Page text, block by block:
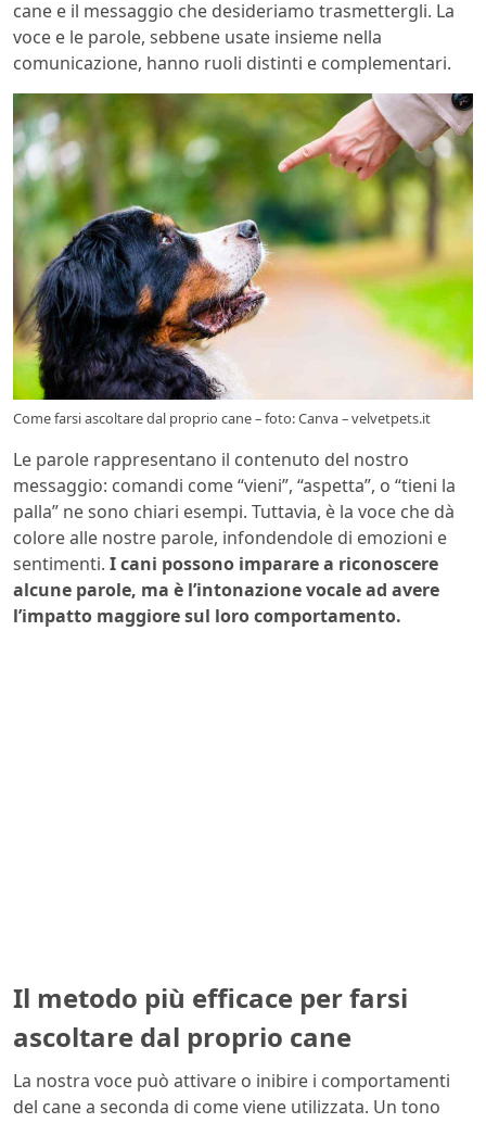
cane e il messaggio che desideriamo trasmettergli. La
voce e le parole, sebbene usate insieme nella
comunicazione, hanno ruoli distinti e complementari.
Come farsi ascoltare dal proprio cane – foto: Canva – velvetpets.it
Le parole rappresentano il contenuto del nostro
messaggio: comandi come “vieni”, “aspetta”, o “tieni la
palla” ne sono chiari esempi. Tuttavia, è la voce che dà
colore alle nostre parole, infondendole di emozioni e
sentimenti. I cani possono imparare a riconoscere
alcune parole, ma è l’intonazione vocale ad avere
l’impatto maggiore sul loro comportamento.
Il metodo più efficace per farsi
ascoltare dal proprio cane
La nostra voce può attivare o inibire i comportamenti
del cane a seconda di come viene utilizzata. Un tono